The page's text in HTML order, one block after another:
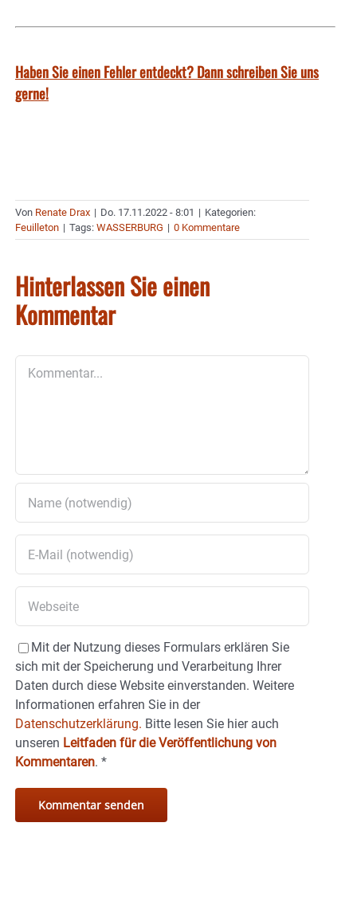
Haben Sie einen Fehler entdeckt? Dann schreiben Sie uns
gerne!
Von Renate Drax | Do. 17.11.2022 - 8:01 | Kategorien:
Feuilleton | Tags: WASSERBURG | 0 Kommentare
Hinterlassen Sie einen
Kommentar
Mit der Nutzung dieses Formulars erklären Sie
sich mit der Speicherung und Verarbeitung Ihrer
Daten durch diese Website einverstanden. Weitere
Informationen erfahren Sie in der
Datenschutzerklärung. Bitte lesen Sie hier auch
unseren Leitfaden für die Veröffentlichung von
Kommentaren. *